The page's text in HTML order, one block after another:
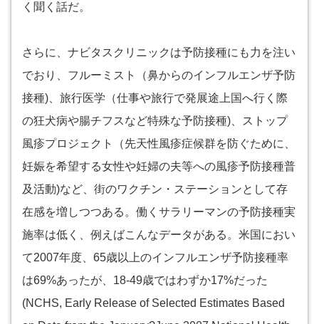
く聞く話だ。
さらに、ナビタスクリニックは予防接種にも力を注い
でおり、フルーミスト（鼻からのインフルエンザ予防
接種)、旅行医学（仕事や旅行で発展途上国へ行く際
の狂犬病や腸チフスなど特殊な予防接種)、ストップ
風疹プロジェクト（先天性風疹症候群を防ぐために、
妊娠を希望する女性や妊婦の夫等への風疹予防接種普
及活動)など、街のワクチン・ステーションとして存
在感を増しつつある。働くサラリーマンの予防接種実
施率は低く、例えばこんなデータがある。米国におい
て2007年度、65歳以上のインフルエンザ予防接種率
は69%あったが、18-49歳ではわずか17%だった
(NCHS, Early Release of Selected Estimates Based